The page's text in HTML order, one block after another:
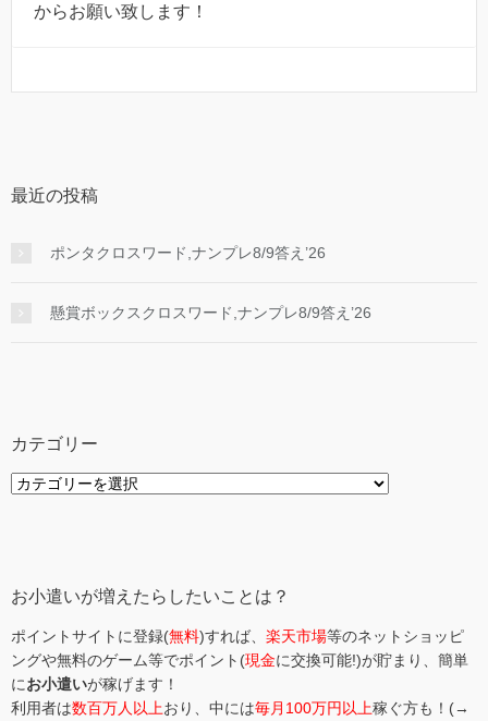
からお願い致します！
最近の投稿
ポンタクロスワード,ナンプレ8/9答え’26
懸賞ボックスクロスワード,ナンプレ8/9答え’26
カテゴリー
カ
お小遣いが増えたらしたいことは？
ポイントサイトに登録(無料)すれば、 楽天市場等のネットショッピ
ングや無料のゲーム等でポイント(現金に交換可能!)が貯まり、簡単
にお小遣いが稼げます！
利用者は数百万人以上おり、中には毎月100万円以上稼ぐ方も！(→